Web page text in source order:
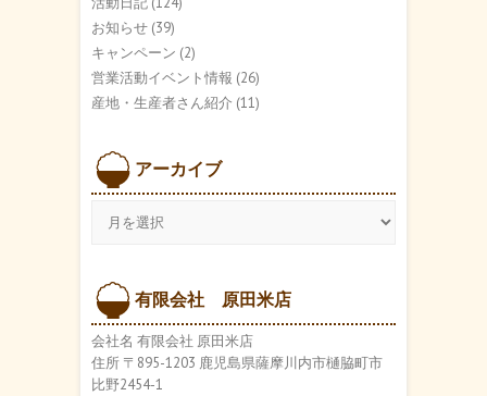
お知らせ (39)
キャンペーン (2)
営業活動イベント情報 (26)
産地・生産者さん紹介 (11)
アーカイブ
ブ
有限会社 原田米店
会社名 有限会社 原田米店
住所 〒895-1203 鹿児島県薩摩川内市樋脇町市
比野2454-1